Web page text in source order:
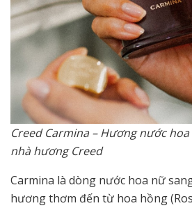
Creed Carmina – Hương nước
nhà hương Creed
Carmina là dòng nước hoa nữ
hương thơm đến từ hoa hồng